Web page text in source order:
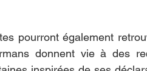
pourront également
donnent vie à des